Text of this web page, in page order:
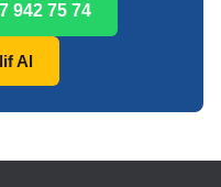
942 75 74
Al